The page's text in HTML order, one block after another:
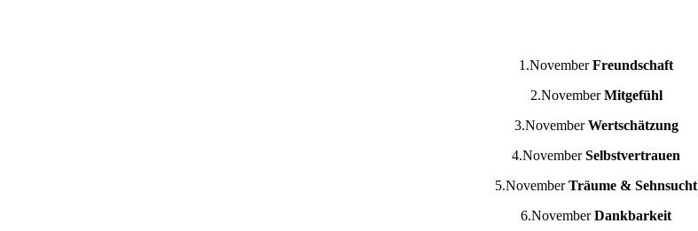
1.NovemberFreundschaft
2.NovemberMitgefühl
3.NovemberWertschätzung
4.NovemberSelbstvertrauen
5.NovemberTräume & Sehnsucht
6.NovemberDankbarkeit